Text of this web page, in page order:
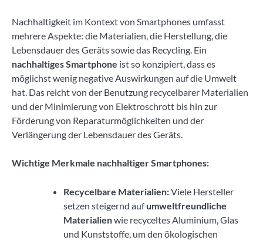
Nachhaltigkeit im Kontext von Smartphones umfasst
mehrere Aspekte: die Materialien, die Herstellung, die
Lebensdauer des Geräts sowie das Recycling. Ein
nachhaltiges Smartphone ist so konzipiert, dass es
möglichst wenig negative Auswirkungen auf die Umwelt
hat. Das reicht von der Benutzung recycelbarer Materialien
und der Minimierung von Elektroschrott bis hin zur
Förderung von Reparaturmöglichkeiten und der
Verlängerung der Lebensdauer des Geräts.
Wichtige Merkmale nachhaltiger Smartphones:
Recycelbare Materialien:Viele Hersteller
setzen steigernd aufumweltfreundliche
Materialienwie recyceltes Aluminium, Glas
und Kunststoffe, um den ökologischen